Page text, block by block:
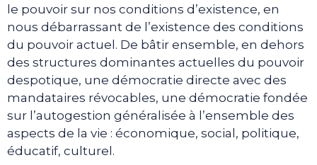
le pouvoir sur nos conditions d’existence, en
nous débarrassant de l’existence des conditions
du pouvoir actuel. De bâtir ensemble, en dehors
des structures dominantes actuelles du pouvoir
despotique, une démocratie directe avec des
mandataires révocables, une démocratie fondée
sur l’autogestion généralisée à l’ensemble des
aspects de la vie : économique, social, politique,
éducatif, culturel.